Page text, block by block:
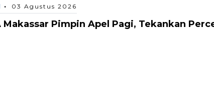
03 Agustus 2026
Makassar Pimpin Apel Pagi, Tekankan